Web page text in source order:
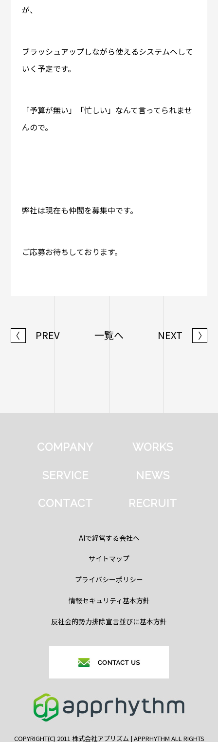
が、
ブラッシュアップしながら使えるシステムへして
いく予定です。
「予算が無い」「忙しい」なんて言ってられませ
んので。
弊社は現在も仲間を募集中です。
ご応募お待ちしております。
〈 PREV 一覧へ NEXT 〉
COMPANY WORKS
SERVICE NEWS
CONTACT RECRUIT
AIで経営する会社へ
サイトマップ
プライバシーポリシー
情報セキュリティ基本方針
反社会的勢力排除宣言並びに基本方針
COPYRIGHT(C) 2011 株式会社アプリズム | APPRHYTHM ALL RIGHTS